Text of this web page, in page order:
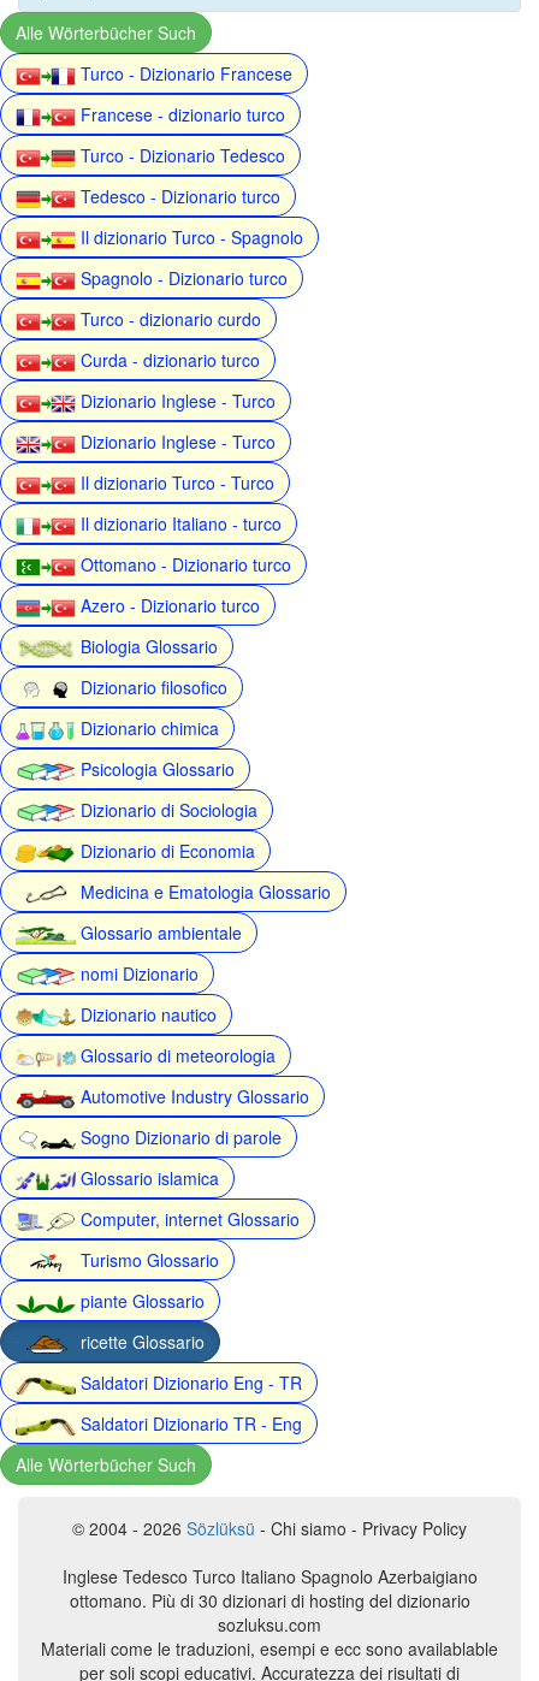
Alle Wörterbücher Such
Turco - Dizionario Francese
Francese - dizionario turco
Turco - Dizionario Tedesco
Tedesco - Dizionario turco
Il dizionario Turco - Spagnolo
Spagnolo - Dizionario turco
Turco - dizionario curdo
Curda - dizionario turco
Dizionario Inglese - Turco
Dizionario Inglese - Turco
Il dizionario Turco - Turco
Il dizionario Italiano - turco
Ottomano - Dizionario turco
Azero - Dizionario turco
Biologia Glossario
Dizionario filosofico
Dizionario chimica
Psicologia Glossario
Dizionario di Sociologia
Dizionario di Economia
Medicina e Ematologia Glossario
Glossario ambientale
nomi Dizionario
Dizionario nautico
Glossario di meteorologia
Automotive Industry Glossario
Sogno Dizionario di parole
Glossario islamica
Computer, internet Glossario
Turismo Glossario
piante Glossario
ricette Glossario
Saldatori Dizionario Eng - TR
Saldatori Dizionario TR - Eng
Alle Wörterbücher Such
© 2004 - 2026 Sözlüksü - Chi siamo - Privacy Policy
Inglese Tedesco Turco Italiano Spagnolo Azerbaigiano
ottomano. Più di 30 dizionari di hosting del dizionario
sozluksu.com
Materiali come le traduzioni, esempi e ecc sono availablable
per soli scopi educativi. Accuratezza dei risultati di